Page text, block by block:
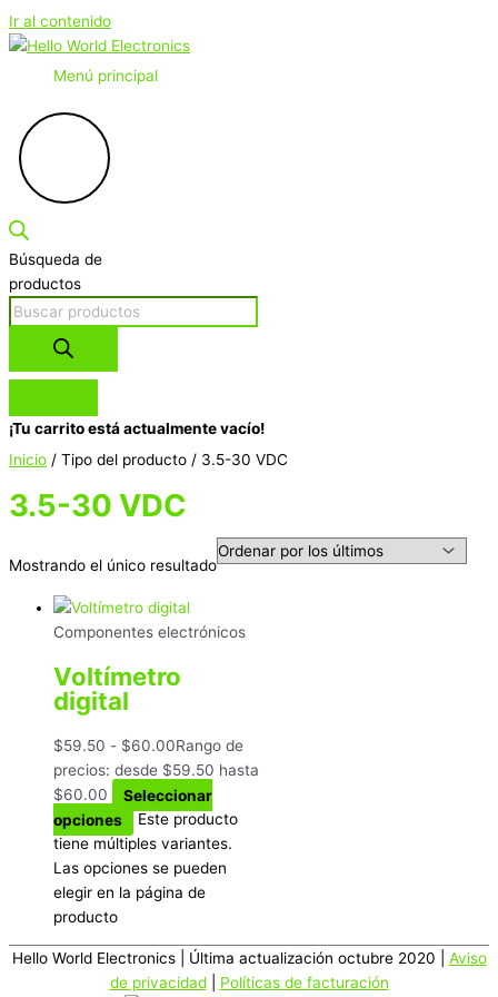
Ir al contenido
Menú principal
Búsqueda de
productos
¡Tu carrito está actualmente vacío!
Inicio / Tipo del producto / 3.5-30 VDC
3.5-30 VDC
Mostrando el único resultado
Componentes electrónicos
Voltímetro
digital
$59.50 - $60.00Rango de
precios: desde $59.50 hasta
$60.00
Seleccionar
opciones
Este producto
tiene múltiples variantes.
Las opciones se pueden
elegir en la página de
producto
Hello World Electronics| Última actualización octubre 2020 | Aviso
de privacidad| Políticas de facturación